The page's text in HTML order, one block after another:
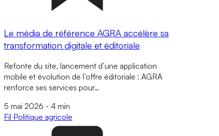
Le média de référence AGRA accélère sa
transformation digitale et éditoriale
Refonte du site, lancement d’une application
mobile et évolution de l’offre éditoriale : AGRA
renforce ses services pour…
5 mai 2026 - 4 min
Fil Politique agricole